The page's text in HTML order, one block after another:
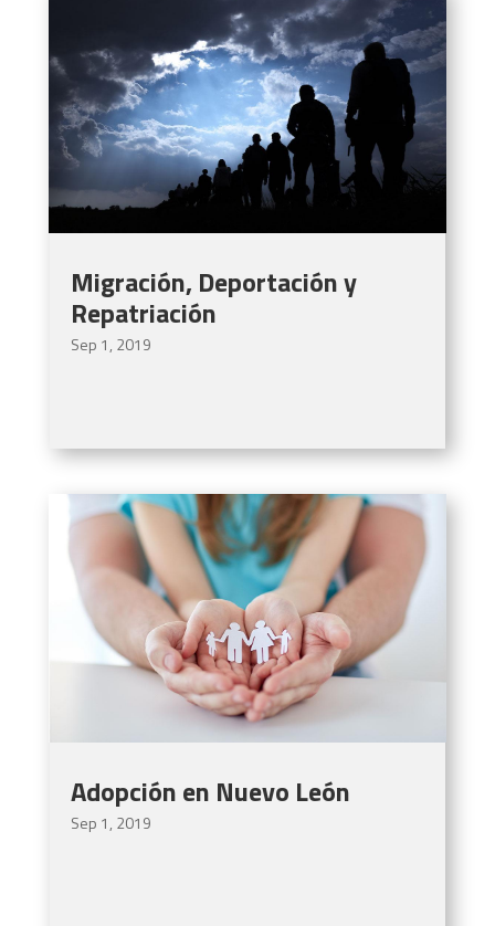
Migración, Deportación y
Repatriación
Sep 1, 2019
Adopción en Nuevo León
Sep 1, 2019